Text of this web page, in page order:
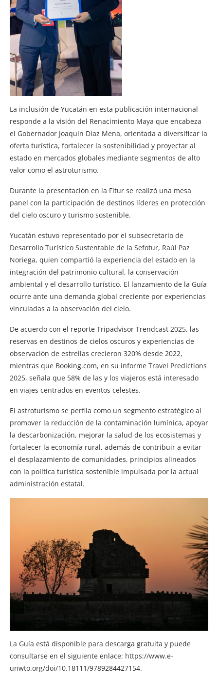
La inclusión de Yucatán en esta publicación internacional
responde a la visión del Renacimiento Maya que encabeza
el Gobernador Joaquín Díaz Mena, orientada a diversificar la
oferta turística, fortalecer la sostenibilidad y proyectar al
estado en mercados globales mediante segmentos de alto
valor como el astroturismo.
Durante la presentación en la Fitur se realizó una mesa
panel con la participación de destinos líderes en protección
del cielo oscuro y turismo sostenible.
Yucatán estuvo representado por el subsecretario de
Desarrollo Turístico Sustentable de la Sefotur, Raúl Paz
Noriega, quien compartió la experiencia del estado en la
integración del patrimonio cultural, la conservación
ambiental y el desarrollo turístico. El lanzamiento de la Guía
ocurre ante una demanda global creciente por experiencias
vinculadas a la observación del cielo.
De acuerdo con el reporte Tripadvisor Trendcast 2025, las
reservas en destinos de cielos oscuros y experiencias de
observación de estrellas crecieron 320% desde 2022,
mientras que Booking.com, en su informe Travel Predictions
2025, señala que 58% de las y los viajeros está interesado
en viajes centrados en eventos celestes.
El astroturismo se perfila como un segmento estratégico al
promover la reducción de la contaminación lumínica, apoyar
la descarbonización, mejorar la salud de los ecosistemas y
fortalecer la economía rural, además de contribuir a evitar
el desplazamiento de comunidades, principios alineados
con la política turística sostenible impulsada por la actual
administración estatal.
La Guía está disponible para descarga gratuita y puede
consultarse en el siguiente enlace: https://www.e-
unwto.org/doi/10.18111/9789284427154.